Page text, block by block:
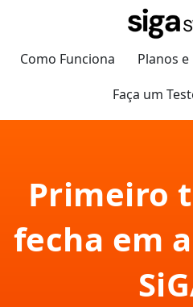
Como Funciona Planos e
Faça um
Primeiro
fecha em